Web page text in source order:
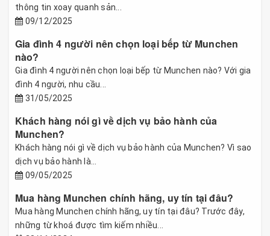
thông tin xoay quanh sản...
09/12/2025
Gia đình 4 người nên chọn loại bếp từ Munchen
nào?
Gia đình 4 người nên chọn loại bếp từ Munchen nào? Với gia
đình 4 người, nhu cầu...
31/05/2025
Khách hàng nói gì về dịch vụ bảo hành của
Munchen?
Khách hàng nói gì về dịch vụ bảo hành của Munchen? Vì sao
dịch vụ bảo hành là...
09/05/2025
Mua hàng Munchen chính hãng, uy tín tại đâu?
Mua hàng Munchen chính hãng, uy tín tại đâu? Trước đây,
những từ khoá được tìm kiếm nhiều...